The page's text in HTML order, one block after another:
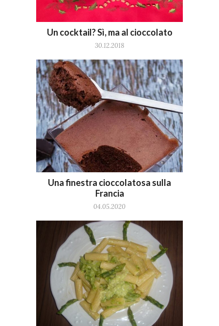
Un cocktail? Sì, ma al cioccolato
30.12.2018
Una finestra cioccolatosa sulla
Francia
04.05.2020